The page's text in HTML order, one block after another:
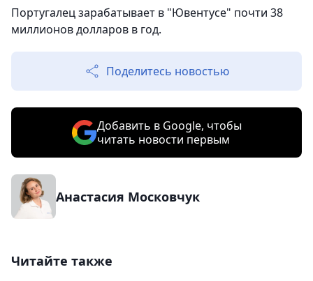
Португалец зарабатывает в "Ювентусе" почти 38
миллионов долларов в год.
Поделитесь новостью
Добавить в Google, чтобы
читать новости первым
Анастасия Московчук
Читайте также